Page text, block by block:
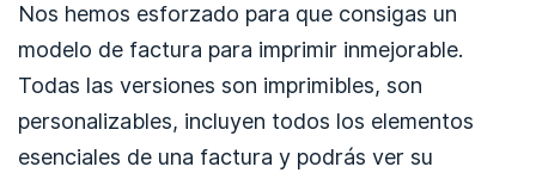
Nos hemos esforzado para que consigas un
modelo de factura para imprimir inmejorable.
Todas las versiones son imprimibles, son
personalizables, incluyen todos los elementos
esenciales de una factura y podrás ver su